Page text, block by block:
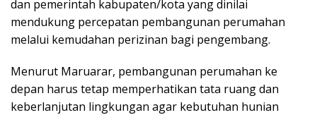
dan pemerintah kabupaten/kota yang dinilai
mendukung percepatan pembangunan perumahan
melalui kemudahan perizinan bagi pengembang.
Menurut Maruarar, pembangunan perumahan ke
depan harus tetap memperhatikan tata ruang dan
keberlanjutan lingkungan agar kebutuhan hunian